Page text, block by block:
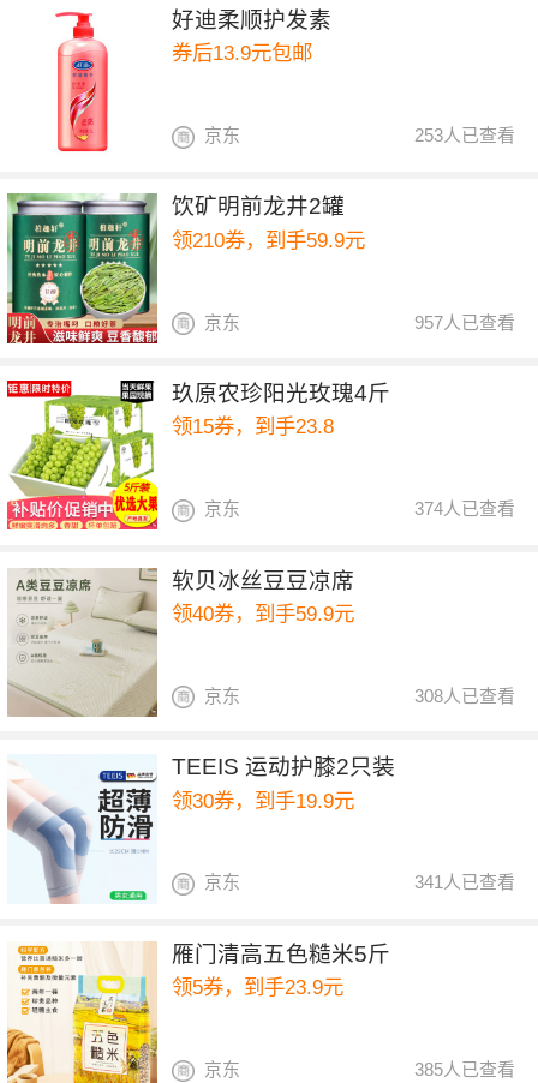
好迪柔顺护发素
券后13.9元包邮
253人已查看
京东
饮矿明前龙井2罐
领210券，到手59.9元
957人已查看
京东
玖原农珍阳光玫瑰4斤
领15券，到手23.8
374人已查看
京东
软贝冰丝豆豆凉席
领40券，到手59.9元
308人已查看
京东
TEEIS 运动护膝2只装
领30券，到手19.9元
341人已查看
京东
雁门清高五色糙米5斤
领5券，到手23.9元
385人已查看
京东